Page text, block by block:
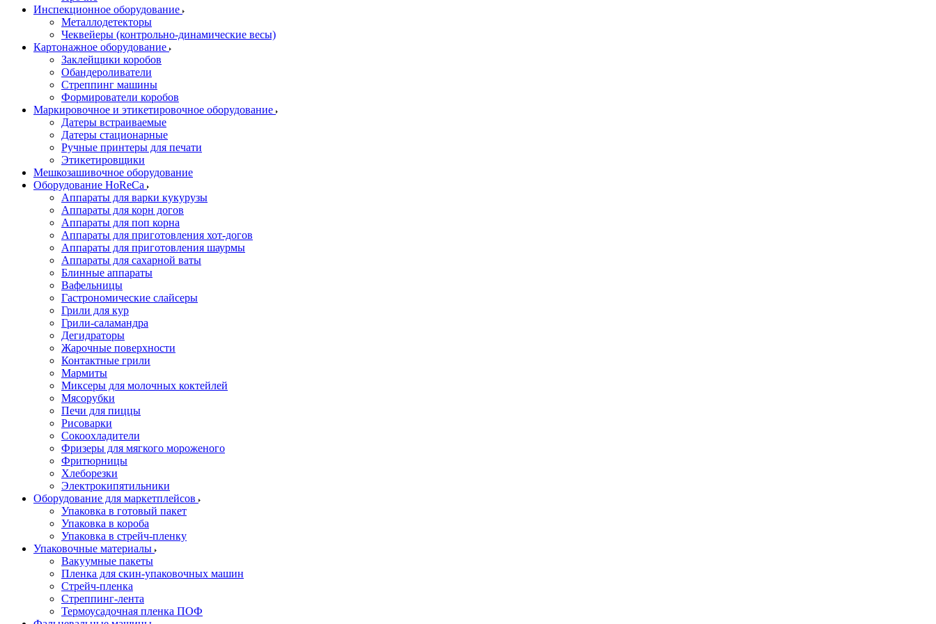
Инспекционное оборудование
Металлодетекторы
Чеквейеры (контрольно-динамические весы)
Картонажное оборудование
Заклейщики коробов
Обандероливатели
Стреппинг машины
Формирователи коробов
Маркировочное и этикетировочное оборудование
Датеры встраиваемые
Датеры стационарные
Ручные принтеры для печати
Этикетировщики
Мешкозашивочное оборудование
Оборудование HoReCa
Аппараты для варки кукурузы
Аппараты для корн догов
Аппараты для поп корна
Аппараты для приготовления хот-догов
Аппараты для приготовления шаурмы
Аппараты для сахарной ваты
Блинные аппараты
Вафельницы
Гастрономические слайсеры
Грили для кур
Грили-саламандра
Дегидраторы
Жарочные поверхности
Контактные грили
Мармиты
Миксеры для молочных коктейлей
Мясорубки
Печи для пиццы
Рисоварки
Сокоохладители
Фризеры для мягкого мороженого
Фритюрницы
Хлеборезки
Электрокипятильники
Оборудование для маркетплейсов
Упаковка в готовый пакет
Упаковка в короба
Упаковка в стрейч-пленку
Упаковочные материалы
Вакуумные пакеты
Пленка для скин-упаковочных машин
Стрейч-пленка
Стреппинг-лента
Термоусадочная пленка ПОФ